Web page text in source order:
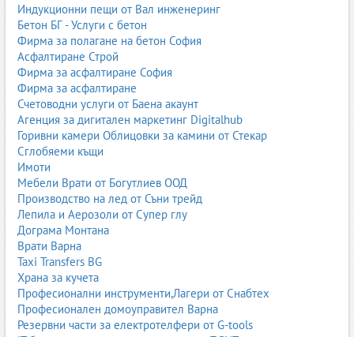
Индукционни пещи от Вал инженеринг
Бетон БГ - Услуги с бетон
Фирма за полагане на бетон София
Асфалтиране Строй
Фирма за асфалтиране София
Фирма за асфалтиране
Счетоводни услуги от Баена акаунт
Агенция за дигитален маркетинг Digitalhub
Горивни камери Облицовки за камини от Стекар
Сглобяеми къщи
Имоти
Мебели Врати от Богутлиев ООД
Производство на лед от Съни трейд
Лепила и Аерозоли от Супер глу
Дограма Монтана
Врати Варна
Taxi Transfers BG
Храна за кучета
Професионални инструменти,Лагери от Снабтех
Професионален домоуправител Варна
Резервни части за електротелфери от G-tools